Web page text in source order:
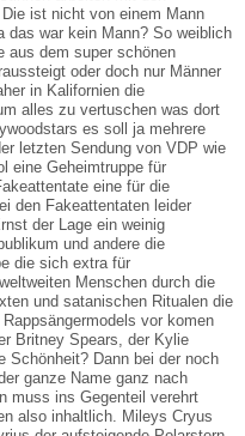
ist nicht von einem Mann
das war kein Mann? So weiblich
aus dem super schönen
oder doch nur Männer
in Kalifornien die
alles zu vertuschen was dort
es soll ja mehrere
letzten Sendung von VDP wie
eine Geheimtruppe für
eine für die
den Fakeattentaten leider
der Lage ein weinig
und andere die
die sich extra für
Menschen durch die
und satanischen Ritualen die
vor komen
Britney Spears, der Kylie
Schönheit? Dann bei der noch
ganze Name ganz nach
muss ins Gegenteil verehrt
also inhaltlich. Mileys Cryus